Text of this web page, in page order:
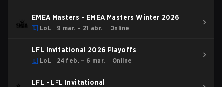
EMEA Masters - EMEA Masters Winter 2026
LoL 9 mar. – 21 abr. Online
LFL Invitational 2026 Playoffs
LoL 24 feb. – 6 mar. Online
LFL - LFL Invitational